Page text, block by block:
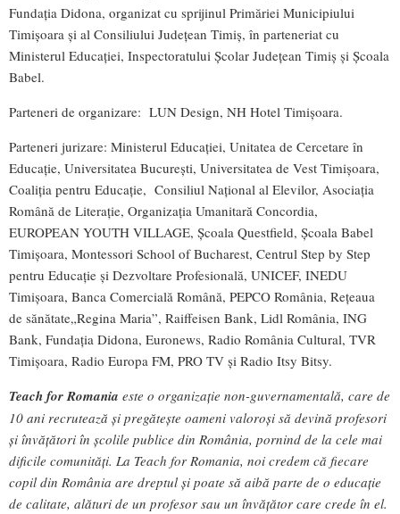
Fundația Didona, organizat cu sprijinul Primăriei Municipiului
Timișoara și al Consiliului Județean Timiș, în parteneriat cu
Ministerul Educației, Inspectoratului Școlar Județean Timiș și Școala
Babel.
Parteneri de organizare: LUN Design, NH Hotel Timișoara.
Parteneri jurizare: Ministerul Educației, Unitatea de Cercetare în
Educație, Universitatea București, Universitatea de Vest Timișoara,
Coaliția pentru Educație, Consiliul Național al Elevilor, Asociația
Română de Literație, Organizația Umanitară Concordia,
EUROPEAN YOUTH VILLAGE, Școala Questfield, Școala Babel
Timișoara, Montessori School of Bucharest, Centrul Step by Step
pentru Educație și Dezvoltare Profesională, UNICEF, INEDU
Timișoara, Banca Comercială Română, PEPCO România, Rețeaua
de sănătate„Regina Maria”, Raiffeisen Bank, Lidl România, ING
Bank, Fundația Didona, Euronews, Radio România Cultural, TVR
Timișoara, Radio Europa FM, PRO TV și Radio Itsy Bitsy.
Teach for Romania este o organizație non-guvernamentală, care de
10 ani recrutează și pregătește oameni valoroși să devină profesori
și învățători în școlile publice din România, pornind de la cele mai
dificile comunități. La Teach for Romania, noi credem că fiecare
copil din România are dreptul și poate să aibă parte de o educație
de calitate, alături de un profesor sau un învățător care crede în el.